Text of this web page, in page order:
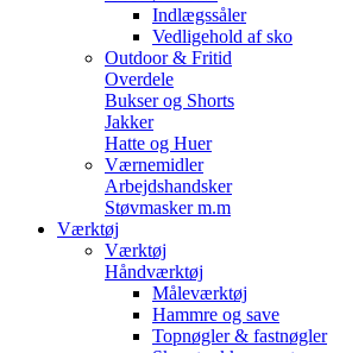
Indlægssåler
Vedligehold af sko
Outdoor & Fritid
Overdele
Bukser og Shorts
Jakker
Hatte og Huer
Værnemidler
Arbejdshandsker
Støvmasker m.m
Værktøj
Værktøj
Håndværktøj
Måleværktøj
Hammre og save
Topnøgler & fastnøgler